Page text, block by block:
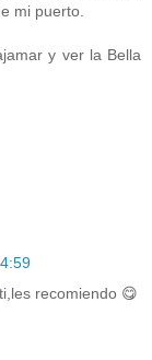
mi puerto.
y ver la Bella
recomiendo 😋